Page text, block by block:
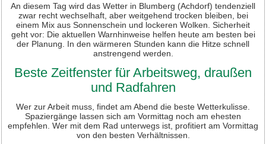
An diesem Tag wird das Wetter in Blumberg (Achdorf) tendenziell
zwar recht wechselhaft, aber weitgehend trocken bleiben, bei
einem Mix aus Sonnenschein und lockeren Wolken. Sicherheit
geht vor: Die aktuellen Warnhinweise helfen heute am besten bei
der Planung. In den wärmeren Stunden kann die Hitze schnell
anstrengend werden.
Beste Zeitfenster für Arbeitsweg, draußen
und Radfahren
Wer zur Arbeit muss, findet am Abend die beste Wetterkulisse.
Spaziergänge lassen sich am Vormittag noch am ehesten
empfehlen. Wer mit dem Rad unterwegs ist, profitiert am Vormittag
von den besten Verhältnissen.